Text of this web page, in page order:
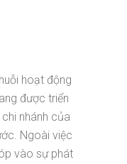
hoạt động
được triển
nhánh của
Ngoài việc
vào sự phát